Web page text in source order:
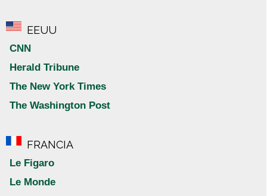
EEUU
CNN
Herald Tribune
The New York Times
The Washington Post
FRANCIA
Le Figaro
Le Monde